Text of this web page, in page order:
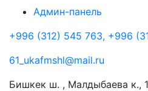
Админ-панель
+996 (312) 545 763, +996
61_ukafmshl@mail.ru
Бишкек ш. , Малдыбаева к.,